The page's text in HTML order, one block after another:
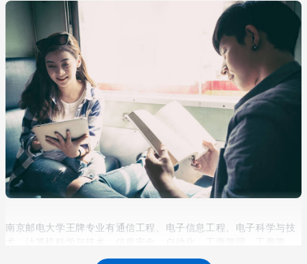
南京邮电大学王牌专业有通信工程、电子信息工程、电子科学与技
理、信息管理与信息系统、英语等。